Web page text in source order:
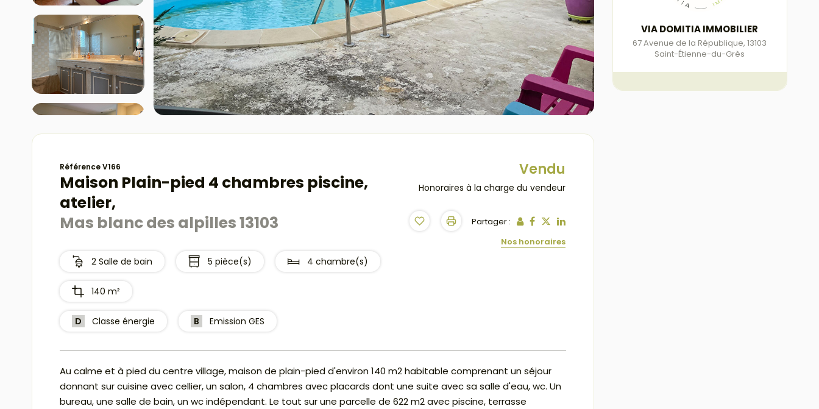
Référence V166
Maison Plain-pied 4 chambres piscine,
atelier,
Mas blanc des alpilles 13103
2 Salle de bain 5 pièce(s) 4 chambre(s)
140 m²
D Classe énergie B Emission GES
Vendu
Honoraires à la charge du vendeur
Partager :
Nos honoraires
Au calme et à pied du centre village, maison de plain-pied d'environ 140 m2 habitable comprenant un séjour
donnant sur cuisine avec cellier, un salon, 4 chambres avec placards dont une suite avec sa salle d'eau, wc. Un
bureau, une salle de bain, un wc indépendant. Le tout sur une parcelle de 622 m2 avec piscine, terrasse
VIA DOMITIA IMMOBILIER
67 Avenue de la République,13103
Saint-Étienne-du-Grès